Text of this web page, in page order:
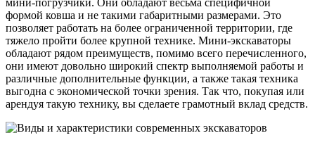
мини-погрузчики. Они обладают весьма специфичной
формой ковша и не такими габаритными размерами. Это
позволяет работать на более ограниченной территории, где
тяжело пройти более крупной технике. Мини-экскаваторы
обладают рядом преимуществ, помимо всего перечисленного,
они имеют довольно широкий спектр выполняемой работы и
различные дополнительные функции, а также такая техника
выгодна с экономической точки зрения. Так что, покупая или
арендуя такую технику, вы сделаете грамотный вклад средств.